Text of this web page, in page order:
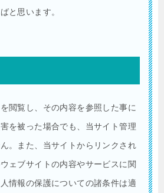
と思います。
閲覧し、その内容を参照した事に
を被った場合でも、当サイト管理
。また、当サイトからリンクされ
ェブサイトの内容やサービスに関
情報の保護についての諸条件は適